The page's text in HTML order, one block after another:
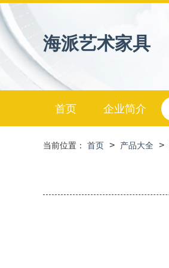
海派艺术家具
首页 企业简介
当前位置： 首页 > 产品大全 >